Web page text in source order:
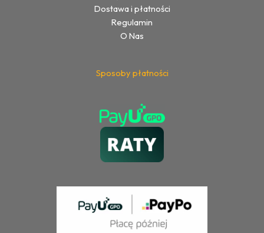
Dostawa i płatności
Regulamin
O Nas
Sposoby płatności